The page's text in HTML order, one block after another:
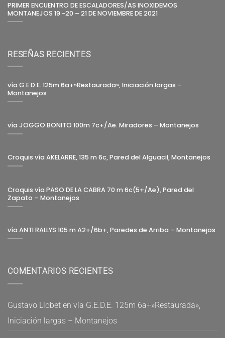
PRIMER ENCUENTRO DE ESCALADORES/AS INOXIDEMOS
MONTANEJOS 19 -20 – 21 DE NOVIEMBRE DE 2021
RESEÑAS RECIENTES
vía G.E.D.E. 125m 6a+»Restaurada», Iniciación largas –
Montanejos
vía JOGGO BONITO 100m 7c+/Ae. Miradores – Montanejos
Croquis vía AKELARRE, 135 m 6c, Pared del Alguacil, Montanejos
Croquis vía PASO DE LA CABRA 70 m 6c(5+/Ae), Pared del
Zapato – Montanejos
vía ANTI RALLYS 105 m A2+/6b+, Paredes de Arriba – Montanejos
COMENTARIOS RECIENTES
Gustavo Llobet en vía G.E.D.E. 125m 6a+»Restaurada»,
Iniciación largas – Montanejos